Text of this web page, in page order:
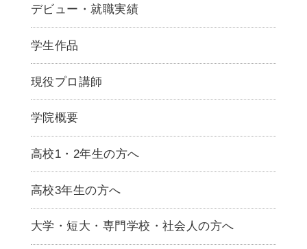
デビュー・就職実績
学生作品
現役プロ講師
学院概要
高校1・2年生の方へ
高校3年生の方へ
大学・短大・専門学校・社会人の方へ